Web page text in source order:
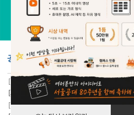
공지사항 더보기
[ 공과대학동창회 ]
[ 공과대학동창회 ]